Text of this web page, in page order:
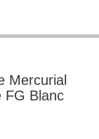
Mercurial
FG Blanc